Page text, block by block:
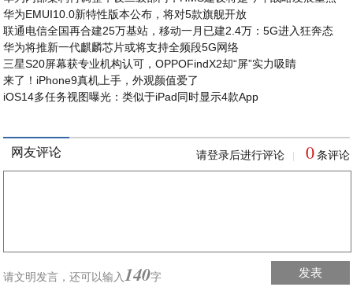
华为EMUI10.0新特性版本公布，将对5款旗舰开放
联通电信全国再合建25万基站，移动一月已建2.4万：5G进入狂奔态
华为将推新一代麒麟芯片或将支持全频段5G网络
三星S20屏幕获专业机构认可，OPPOFindX2却“屏”实力吸睛
来了！iPhone9真机上手，外观颜值爱了
iOS14多任务视图曝光：类似于iPad同时显示4款App
网友评论 请登录后进行评论 0 条评论
请文明发言，还可以输入 140字 发表